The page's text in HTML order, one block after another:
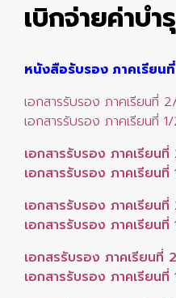
เบิกจ่ายค่าบ
หนังสือรับรอง ภาคเรียน
เอกสารรับรอง ภาคเรียนที่
เอกสารรับรอง ภาคเรียนที่
เอกสารรับรอง ภาคเรียน
เอกสารรับรอง ภาคเรียน
เอกสารรับรอง ภาคเรียน
เอกสารรับรอง ภาคเรียน
เอกสรรับรอง ภาคเรียนที่
เอกสารรับรอง ภาคเรียน